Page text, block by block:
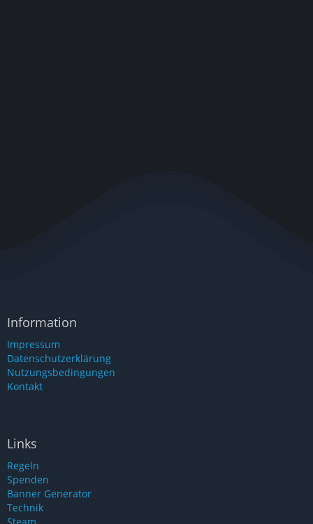
Information
Impressum
Datenschutzerklärung
Nutzungsbedingungen
Kontakt
Links
Regeln
Spenden
Banner Generator
Technik